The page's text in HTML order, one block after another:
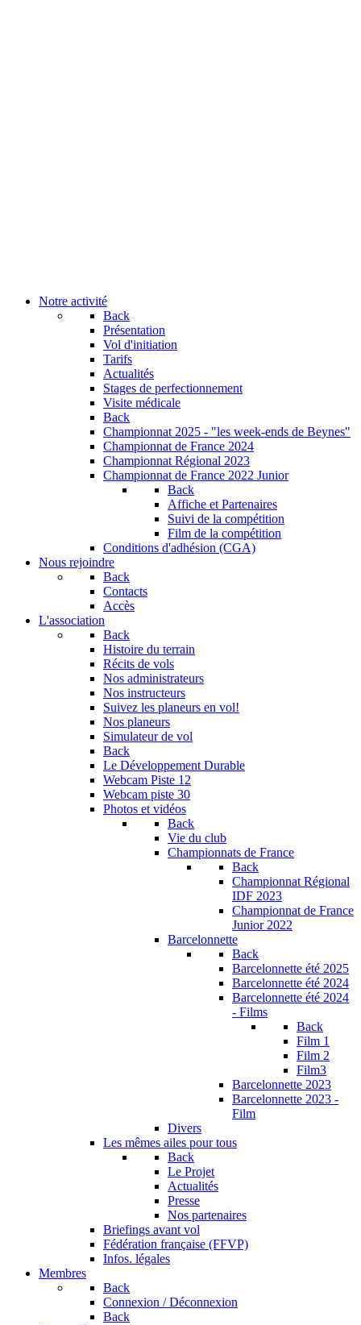
Notre activité
Back
Présentation
Vol d'initiation
Tarifs
Actualités
Stages de perfectionnement
Visite médicale
Back
Championnat 2025 - "les week-ends de Beynes"
Championnat de France 2024
Championnat Régional 2023
Championnat de France 2022 Junior
Back
Affiche et Partenaires
Suivi de la compétition
Film de la compétition
Conditions d'adhésion (CGA)
Nous rejoindre
Back
Contacts
Accès
L'association
Back
Histoire du terrain
Récits de vols
Nos administrateurs
Nos instructeurs
Suivez les planeurs en vol!
Nos planeurs
Simulateur de vol
Back
Le Développement Durable
Webcam Piste 12
Webcam piste 30
Photos et vidéos
Back
Vie du club
Championnats de France
Back
Championnat Régional
IDF 2023
Championnat de France
Junior 2022
Barcelonnette
Back
Barcelonnette été 2025
Barcelonnette été 2024
Barcelonnette été 2024
- Films
Back
Film 1
Film 2
Film3
Barcelonnette 2023
Barcelonnette 2023 -
Film
Divers
Les mêmes ailes pour tous
Back
Le Projet
Actualités
Presse
Nos partenaires
Briefings avant vol
Fédération française (FFVP)
Infos. légales
Membres
Back
Connexion / Déconnexion
Back